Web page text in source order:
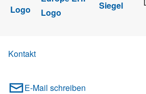
Kontakt
E-Mail schreiben